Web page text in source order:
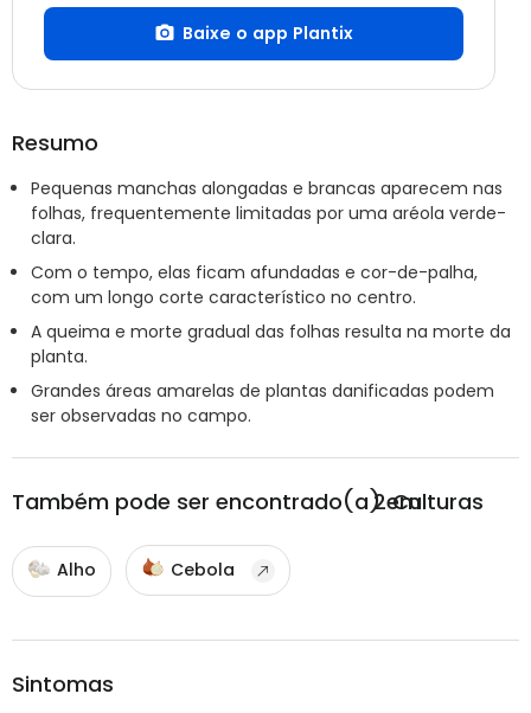
Baixe o app Plantix
Resumo
Pequenas manchas alongadas e brancas aparecem nas
folhas, frequentemente limitadas por uma aréola verde-
clara.
Com o tempo, elas ficam afundadas e cor-de-palha,
com um longo corte característico no centro.
A queima e morte gradual das folhas resulta na morte da
planta.
Grandes áreas amarelas de plantas danificadas podem
ser observadas no campo.
Também pode ser encontrado(a) em
2Culturas
Alho Cebola
Sintomas